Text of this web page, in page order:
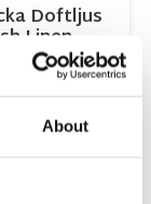
About
Doftljus
Linen
10x10cm
KÖP